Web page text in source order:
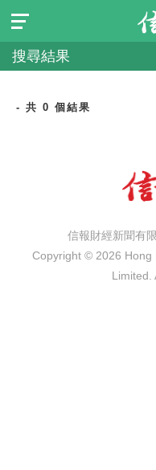
搜尋結果
- 共 0 個結果
信報財經新聞有
Copyright © 2026 Hong
Limited.